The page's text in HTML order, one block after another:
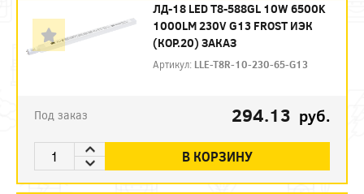
ЛД-18 LED Т8-588GL 10W 6500K
1000LM 230V G13 FROST ИЭК
(КОР.20) ЗАКАЗ
Артикул: LLE-T8R-10-230-65-G13
Под заказ 294.13 руб.
В КОРЗИНУ